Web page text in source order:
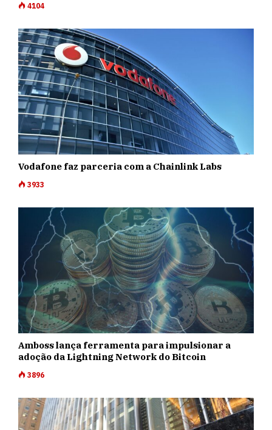
4104
Vodafone faz parceria com a Chainlink Labs
3933
Amboss lança ferramenta para impulsionar a
adoção da Lightning Network do Bitcoin
3896